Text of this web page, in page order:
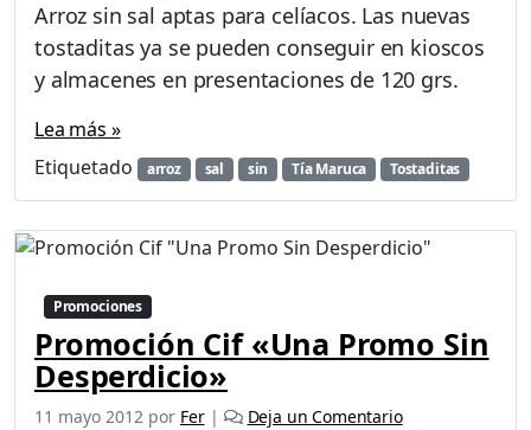
u
e
v
o
s
t
a
a
Arroz sin sal aptas para celíacos. Las nuevas
tostaditas ya se pueden conseguir en kioscos
y almacenes en presentaciones de 120 grs.
Lea más »
Etiquetado
arroz sal sin Tía Maruca Tostaditas
Promociones
Promoción Cif «Una Promo Sin
Desperdicio»
11 mayo 2012 por Fer | Deja un Comentario